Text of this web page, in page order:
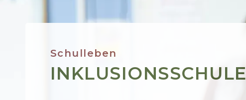
Schulleben
INKLUSIONSSCHULE